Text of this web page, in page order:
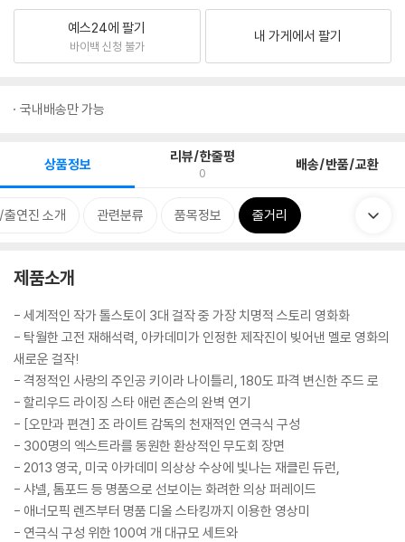
예스24에 팔기
바이백 신청 불가
내 가게에서 팔기
국내배송만 가능
상품정보 리뷰/한줄평
0 배송/반품/교환
연진 소개 관련분류 품목정보 줄거리
제품소개
- 세계적인 작가 톨스토이 3대 걸작 중 가장 치명적 스토리 영화화
- 탁월한 고전 재해석력, 아카데미가 인정한 제작진이 빚어낸 멜로 영화의
새로운 걸작!
- 격정적인 사랑의 주인공 키이라 나이틀리, 180도 파격 변신한 주드 로
- 할리우드 라이징 스타 애런 존슨의 완벽 연기
- [오만과 편견] 조 라이트 감독의 천재적인 연극식 구성
- 300명의 엑스트라를 동원한 환상적인 무도회 장면
- 2013 영국, 미국 아카데미 의상상 수상에 빛나는 재클린 듀런,
- 샤넬, 톰포드 등 명품으로 선보이는 화려한 의상 퍼레이드
- 애너모픽 렌즈부터 명품 디올 스타킹까지 이용한 영상미
- 연극식 구성 위한 100여 개 대규모 세트와